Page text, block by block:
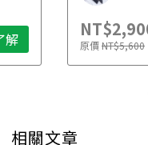
解 原價NT$5,600
相關文章